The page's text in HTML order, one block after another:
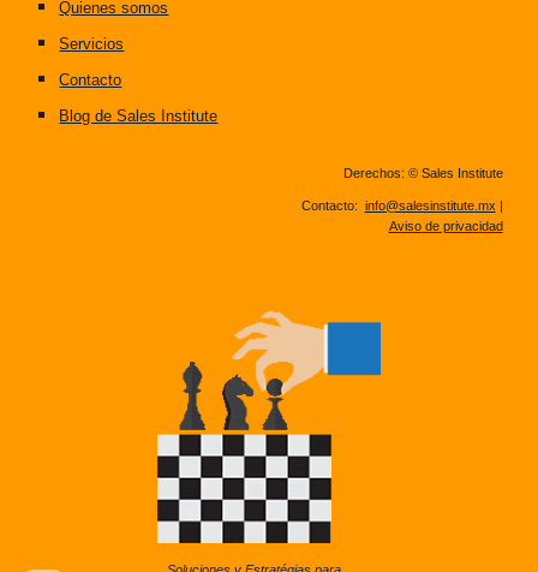
Quienes somos
Servicios
Contacto
Blog de Sales Institute
Derechos: © Sales Institute
Contacto: info@salesinstitute.mx
Aviso de privacidad